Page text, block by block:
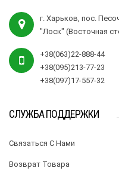
г. Харьков, пос.
"Лоск" (Восточная
+38(063)22-888-44
+38(095)213-77-23
+38(097)17-557-32
СЛУЖБА ПОДДЕРЖКИ
Связаться С Нами
Возврат Товара